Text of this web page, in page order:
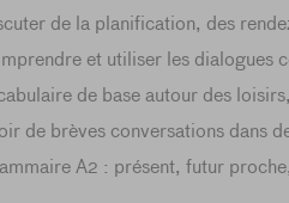
de la planification, des
et utiliser les dialogues
de base autour des
de brèves conversations dans
A2 : présent, futur